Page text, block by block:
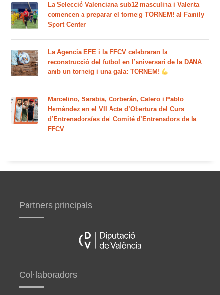
La Selecció Valenciana sub12 masculina i Valenta
comencen a preparar el torneig TORNEM! al Family
Sport Center
La Agencia EFE i la FFCV celebraran la
reconstrucció del futbol en l’aniversari de la DANA
amb un torneig i una gala: TORNEM!
Marcelino, Sarabia, Corberán, Calero i Pablo
Hernández en el VII Acte d’Obertura del Curs
d’Entrenadors/es del Comité d’Entrenadors de la
FFCV
Partners principals
Col·laboradors